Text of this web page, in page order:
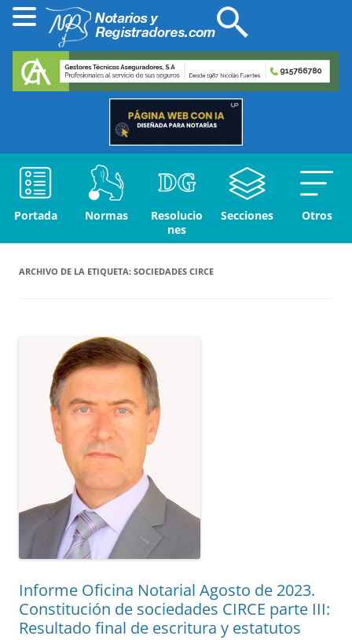
Portada Normas
Resolucio
nes
Secciones Otros
ARCHIVO DE LA ETIQUETA: SOCIEDADES CIRCE
Informe Oficina Notarial Agosto de 2023.
Constitución de sociedades CIRCE parte III:
Resultado final de escritura y estatutos